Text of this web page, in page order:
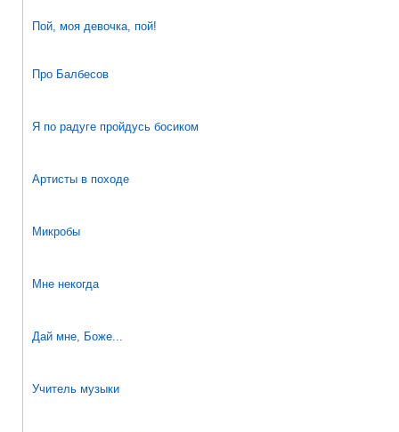
Пой, моя девочка, пой!
Про Балбесов
Я по радуге пройдусь босиком
Артисты в походе
Микробы
Мне некогда
Дай мне, Боже...
Учитель музыки